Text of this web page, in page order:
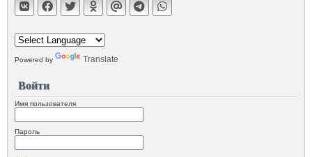
Powered by Translate
Войти
Имя пользователя
Пароль